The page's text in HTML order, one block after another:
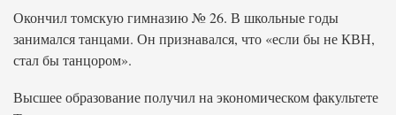
Окончил томскую гимназию № 26. В школьные годы
занимался танцами. Он признавался, что «если бы не КВН,
стал бы танцором».
Высшее образование получил на экономическом факультете